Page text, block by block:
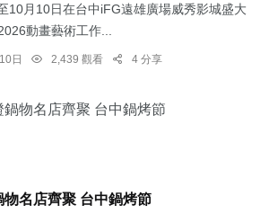
10月10日在台中iFG遠雄廣場威秀影城盛大
動畫藝術工作...
日 2,439 觀看 4 分享
名店齊聚 台中鍋烤節